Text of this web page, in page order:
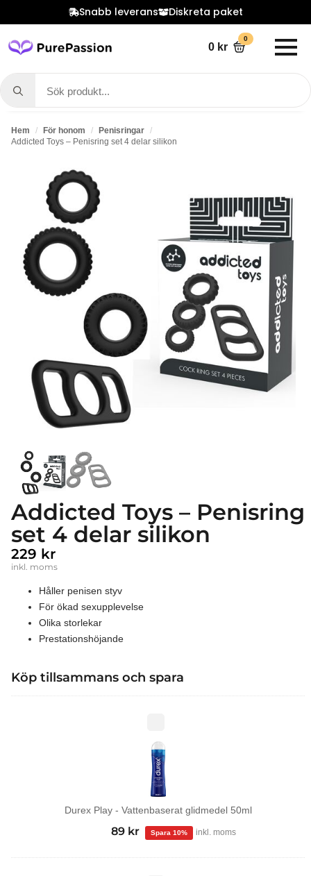
Snabb leverans Diskreta paket
0 kr
0
Search
for:
Hem För honom
Penisringar
Addicted Toys – Penisring set 4 delar silikon
Addicted Toys – Penisring
set 4 delar silikon
229 kr
inkl. moms
Håller penisen styv
För ökad sexupplevelse
Olika storlekar
Prestationshöjande
Köp tillsammans och spara
Vattenbaserat
glidmedel
50ml
Durex Play - Vattenbaserat glidmedel 50ml
Det
priset
89 kr
Det
priset
inkl. moms